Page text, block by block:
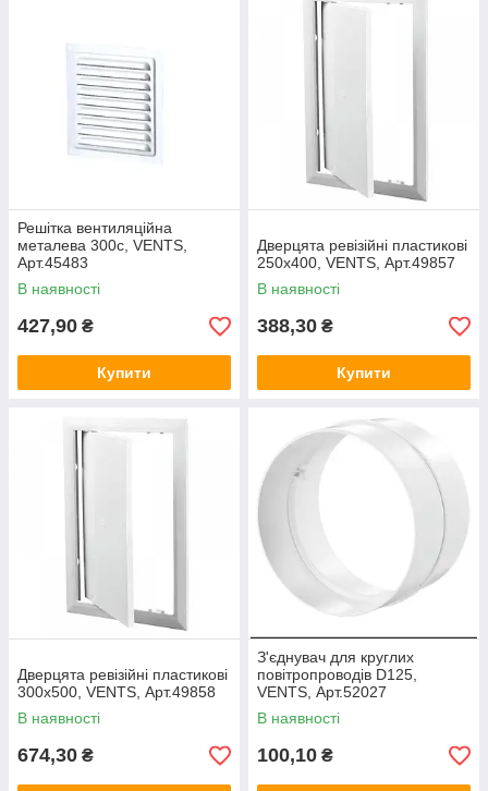
Решітка вентиляційна
металева 300с, VENTS,
Арт.45483
В наявності
427,90 ₴
Купити
Дверцята ревізійні пластикові
250х400, VENTS, Арт.49857
В наявності
388,30 ₴
Купити
Дверцята ревізійні пластикові
300х500, VENTS, Арт.49858
В наявності
674,30 ₴
З'єднувач для круглих
повітропроводів D125,
VENTS, Арт.52027
В наявності
100,10 ₴